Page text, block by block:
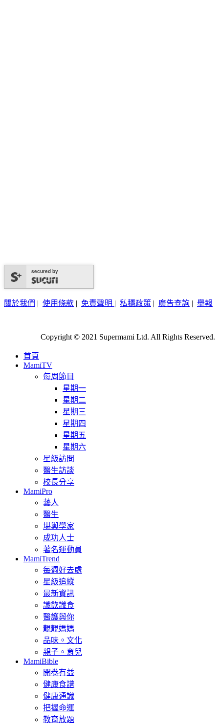
secured by
關於我們 | 使用條款 | 免責聲明 | 私穩政策 | 廣告查詢 | 舉報
Copyright © 2021 Supermami Ltd. All Rights Reserved.
首頁
MamiTV
每周節目
星期一
星期二
星期三
星期四
星期五
星期六
星級訪問
醫生訪談
校長分享
MamiPro
藝人
醫生
堪輿學家
成功人士
著名運動員
MamiTrend
每週好去處
星級追縱
最新資訊
識飲識食
醫護與你
靚靚媽媽
品味。文化
親子。育兒
MamiBible
開卷有益
健康食譜
健康通識
把握命運
教育放題